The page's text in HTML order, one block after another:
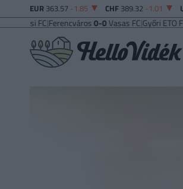
EUR 363.57 -1.85 CHF 389.32 -1.01
Ferencváros0-0Vasas FCGyőri ETO FC4-0